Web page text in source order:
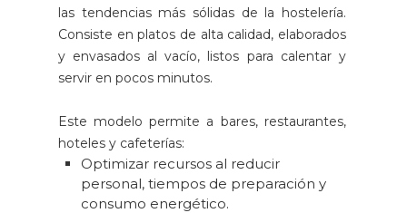
las tendencias más sólidas de la hostelería.
Consiste en platos de alta calidad, elaborados
y envasados al vacío, listos para calentar y
servir en pocos minutos.
Este modelo permite a bares, restaurantes,
hoteles y cafeterías:
Optimizar recursos al reducir
personal, tiempos de preparación y
consumo energético.